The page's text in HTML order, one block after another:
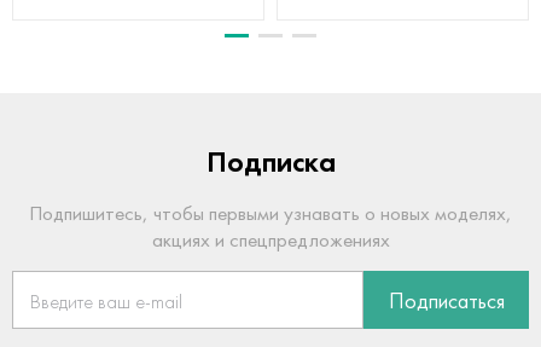
Подписка
Подпишитесь, чтобы первыми узнавать о новых моделях,
акциях и спецпредложениях
Подписаться